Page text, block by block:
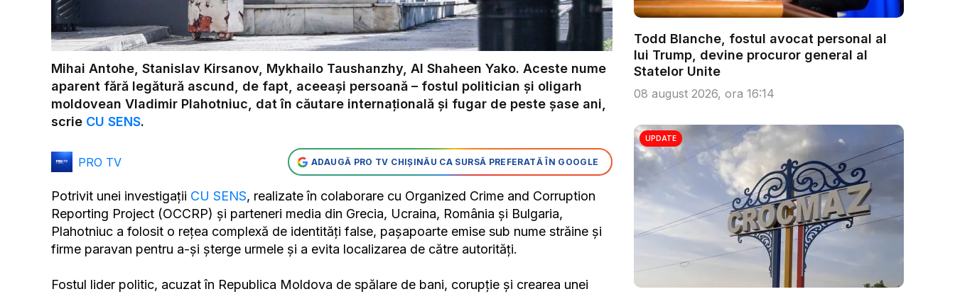
Mihai Antohe, Stanislav Kirsanov, Mykhailo Taushanzhy, Al Shaheen Yako. Aceste nume
aparent fără legătură ascund, de fapt, aceeași persoană – fostul politician și oligarh
moldovean Vladimir Plahotniuc, dat în căutare internațională și fugar de peste șase ani,
scrie CU SENS.
PRO TV ADAUGĂ PRO TV CHIȘINĂU CA SURSĂ PREFERATĂ ÎN GOOGLE
Potrivit unei investigații CU SENS, realizate în colaborare cu Organized Crime and Corruption
Reporting Project (OCCRP) și parteneri media din Grecia, Ucraina, România și Bulgaria,
Plahotniuc a folosit o rețea complexă de identități false, pașapoarte emise sub nume străine și
firme paravan pentru a-și șterge urmele și a evita localizarea de către autorități.
Fostul lider politic, acuzat în Republica Moldova de spălare de bani, corupție și crearea unei
Todd Blanche, fostul avocat personal al
lui Trump, devine procuror general al
Statelor Unite
08 august 2026, ora 16:14
UPDATE